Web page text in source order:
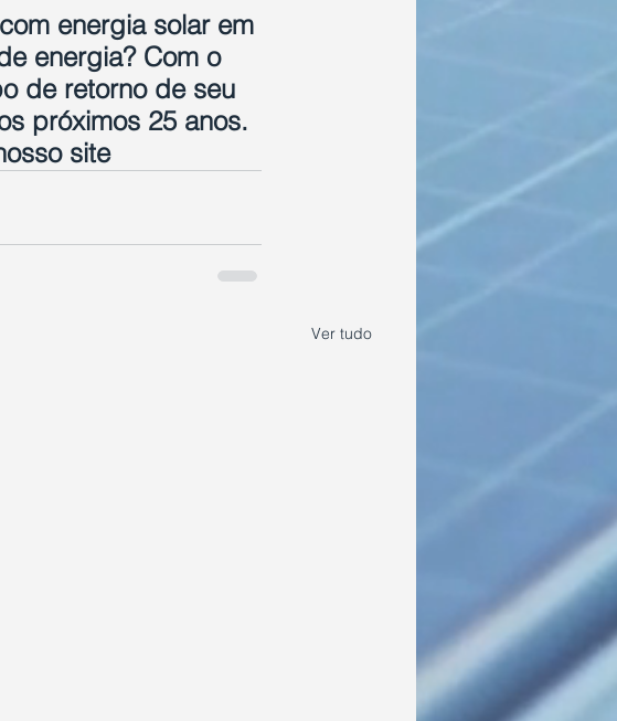
energia solar em
energia? Com o
de retorno de seu
próximos 25 anos.
site
Ver tudo